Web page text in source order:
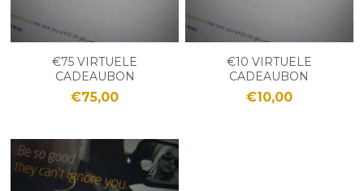
€75 VIRTUELE
CADEAUBON
€75,00
€10 VIRTUELE
CADEAUBON
€10,00